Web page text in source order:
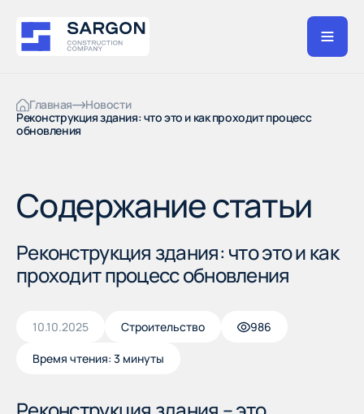
Главная
Новости
Реконструкция здания: что это и как проходит процесс
обновления
Содержание статьи
Реконструкция здания: что это и как
проходит процесс обновления
10.10.2025 Строительство 986
Время чтения: 3 минуты